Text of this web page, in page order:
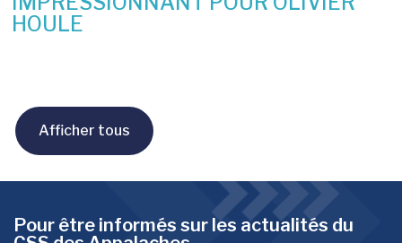
HOULE
Afficher tous
Pour être informés sur les actualités du